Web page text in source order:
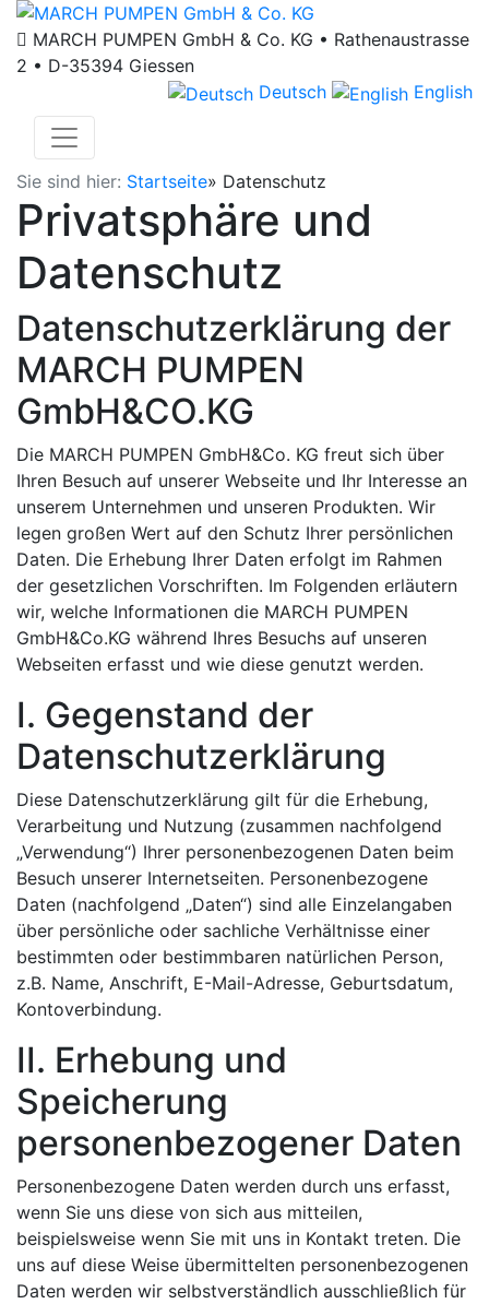
MARCH PUMPEN GmbH & Co. KG • Rathenaustrasse
2 • D-35394 Giessen
Deutsch
English
Sie sind hier: Startseite» Datenschutz
Privatsphäre und
Datenschutz
Datenschutzerklärung der
MARCH PUMPEN
GmbH&CO.KG
Die MARCH PUMPEN GmbH&Co. KG freut sich über
Ihren Besuch auf unserer Webseite und Ihr Interesse an
unserem Unternehmen und unseren Produkten. Wir
legen großen Wert auf den Schutz Ihrer persönlichen
Daten. Die Erhebung Ihrer Daten erfolgt im Rahmen
der gesetzlichen Vorschriften. Im Folgenden erläutern
wir, welche Informationen die MARCH PUMPEN
GmbH&Co.KG während Ihres Besuchs auf unseren
Webseiten erfasst und wie diese genutzt werden.
I. Gegenstand der
Datenschutzerklärung
Diese Datenschutzerklärung gilt für die Erhebung,
Verarbeitung und Nutzung (zusammen nachfolgend
„Verwendung“) Ihrer personenbezogenen Daten beim
Besuch unserer Internetseiten. Personenbezogene
Daten (nachfolgend „Daten“) sind alle Einzelangaben
über persönliche oder sachliche Verhältnisse einer
bestimmten oder bestimmbaren natürlichen Person,
z.B. Name, Anschrift, E-Mail-Adresse, Geburtsdatum,
Kontoverbindung.
II. Erhebung und
Speicherung
personenbezogener Daten
Personenbezogene Daten werden durch uns erfasst,
wenn Sie uns diese von sich aus mitteilen,
beispielsweise wenn Sie mit uns in Kontakt treten. Die
uns auf diese Weise übermittelten personenbezogenen
Daten werden wir selbstverständlich ausschließlich für